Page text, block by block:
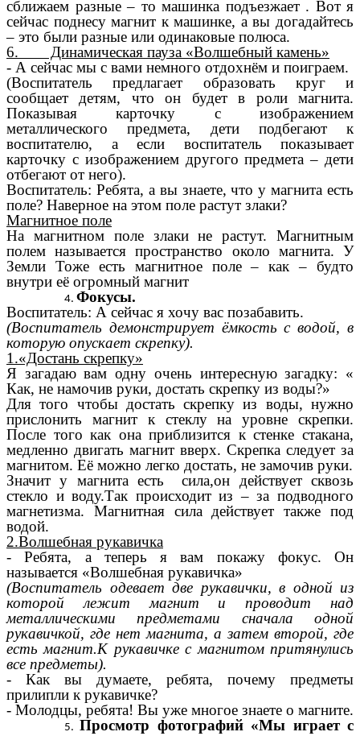
сближаем разные – то машинка подъезжает . Вот я
сейчас поднесу магнит к машинке, а вы догадайтесь
– это были разные или одинаковые полюса.
6. Динамическая пауза «Волшебный камень»
- А сейчас мы с вами немного отдохнём и поиграем.
(Воспитатель предлагает образовать круг и
сообщает детям, что он будет в роли магнита.
Показывая карточку с изображением
металлического предмета, дети подбегают к
воспитателю, а если воспитатель показывает
карточку с изображением другого предмета – дети
отбегают от него).
Воспитатель: Ребята, а вы знаете, что у магнита есть
поле? Наверное на этом поле растут злаки?
Магнитное поле
На магнитном поле злаки не растут. Магнитным
полем называется пространство около магнита. У
Земли Тоже есть магнитное поле – как – будто
внутри её огромный магнит
Фокусы.
Воспитатель: А сейчас я хочу вас позабавить.
(Воспитатель демонстрирует ёмкость с водой, в
которую опускает скрепку).
1.«Достань скрепку»
Я загадаю вам одну очень интересную загадку: «
Как, не намочив руки, достать скрепку из воды?»
Для того чтобы достать скрепку из воды, нужно
прислонить магнит к стеклу на уровне скрепки.
После того как она приблизится к стенке стакана,
медленно двигать магнит вверх. Скрепка следует за
магнитом. Её можно легко достать, не замочив руки.
Значит у магнита есть сила,он действует сквозь
стекло и воду.Так происходит из – за подводного
магнетизма. Магнитная сила действует также под
водой.
2.Волшебная рукавичка
- Ребята, а теперь я вам покажу фокус. Он
называется «Волшебная рукавичка»
(Воспитатель одевает две рукавички, в одной из
которой лежит магнит и проводит над
металлическими предметами сначала одной
рукавичкой, где нет магнита, а затем второй, где
есть магнит.К рукавичке с магнитом притянулись
все предметы).
- Как вы думаете, ребята, почему предметы
прилипли к рукавичке?
- Молодцы, ребята! Вы уже многое знаете о магните.
Просмотр фотографий «Мы играет с